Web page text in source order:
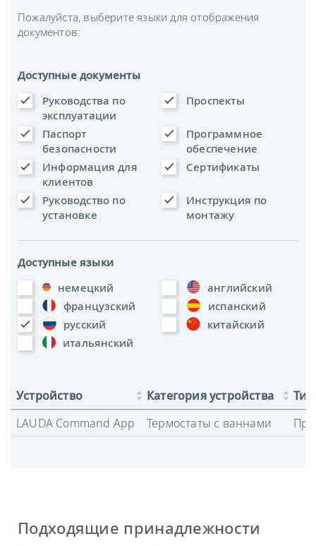
Пожалуйста, выберите языки для отображения
документов:
Доступные документы
Руководства по
эксплуатации
Проспекты
Паспорт
безопасности
Программное
обеспечение
Информация для
клиентов
Сертификаты
Руководство по
установке
Инструкция по
монтажу
Доступные языки
немецкий
английский
французский
испанский
русский
китайский
итальянский
Устройство Категория устройства
LAUDA Command App
Термостаты с ваннами
Подходящие принадлежности